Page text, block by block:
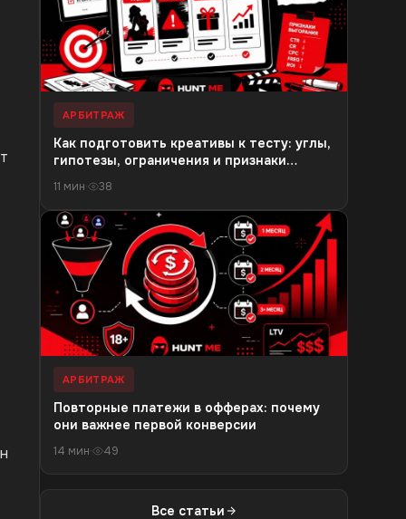
АРБИТРАЖ
Как подготовить креативы к тесту: углы,
гипотезы, ограничения и признаки
11 мин· 38
АРБИТРАЖ
Повторные платежи в офферах: почему
они важнее первой конверсии
14 мин· 49
Все статьи